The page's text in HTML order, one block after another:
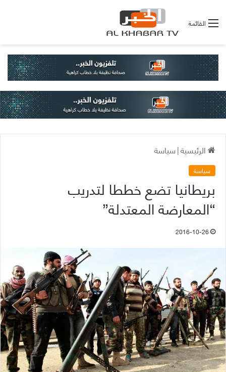
القائمة
الرئيسية|سياسة
سياسة
بريطانيا تضع خططا لتدريب
“المعارضة المعتدلة”
2016-10-26